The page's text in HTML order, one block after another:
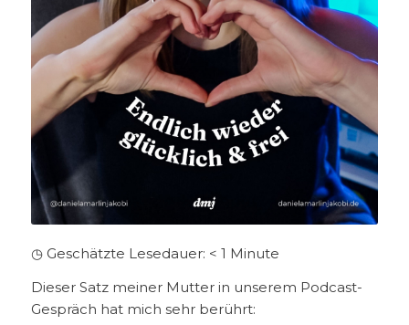
◷ Geschätzte Lesedauer: < 1 Minute
Dieser Satz meiner Mutter in unserem Podcast-
Gespräch hat mich sehr berührt: